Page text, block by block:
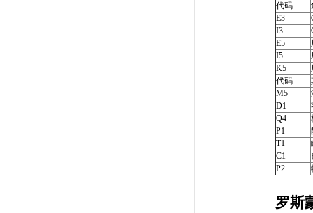
代码
E3
I3
E5
I5
K5
代码
M5
D1
Q4
P1
T1
C1
P2
罗斯